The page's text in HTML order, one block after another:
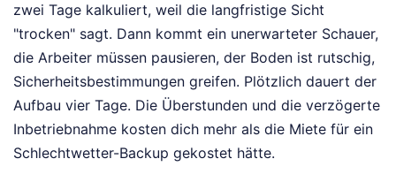
zwei Tage kalkuliert, weil die langfristige Sicht
"trocken" sagt. Dann kommt ein unerwarteter Schauer,
die Arbeiter müssen pausieren, der Boden ist rutschig,
Sicherheitsbestimmungen greifen. Plötzlich dauert der
Aufbau vier Tage. Die Überstunden und die verzögerte
Inbetriebnahme kosten dich mehr als die Miete für ein
Schlechtwetter-Backup gekostet hätte.